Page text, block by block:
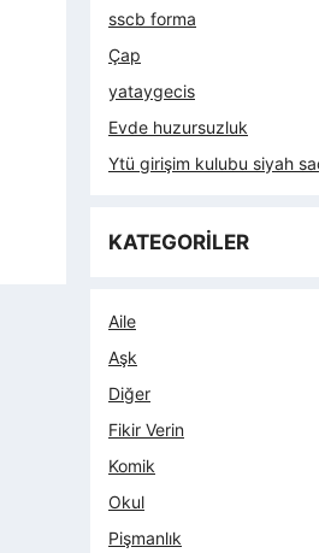
sscb forma
Çap
yataygecis
Evde huzursuzluk
Ytü girişim kulubu siyah
KATEGORİLER
Aile
Aşk
Diğer
Fikir Verin
Komik
Okul
Pişmanlık